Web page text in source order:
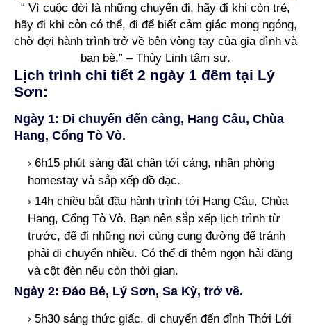
“ Vì cuộc đời là những chuyến đi, hãy đi khi còn trẻ,
hãy đi khi còn có thể, đi để biết cảm giác mong ngóng,
chờ đợi hành trình trở về bên vòng tay của gia đình và
bạn bè.” – Thùy Linh tâm sự.
Lịch trình chi tiết 2 ngày 1 đêm tại Lý
Sơn:
Ngày 1: Di chuyển đến cảng, Hang Câu, Chùa
Hang, Cổng Tò Vò.
6h15 phút sáng đặt chân tới cảng, nhận phòng
homestay và sắp xếp đồ đạc.
14h chiều bắt đầu hành trình tới Hang Câu, Chùa
Hang, Cổng Tò Vò. Bạn nên sắp xếp lịch trình từ
trước, để đi những nơi cùng cung đường để tránh
phải di chuyển nhiều. Có thể đi thêm ngọn hải đăng
và cột đèn nếu còn thời gian.
Ngày 2: Đảo Bé, Lý Sơn, Sa Kỳ, trở về.
5h30 sáng thức giấc, di chuyển đến đỉnh Thới Lới